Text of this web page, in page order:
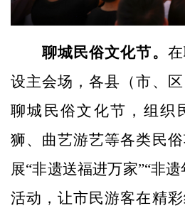
聊城民俗文化节。
设主会场，各县（市、
聊城民俗文化节，组织
狮、曲艺游艺等各类民
展“非遗送福进万家”“非
活动，让市民游客在精